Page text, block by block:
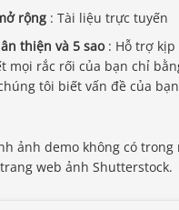
rộng : Tài liệu trực tuyến
thiện và 5 sao: Hỗ trợ kịp
mọi rắc rối của bạn chỉ
tôi biết vấn đề của
ảnh demo không có trong
web ảnh Shutterstock.